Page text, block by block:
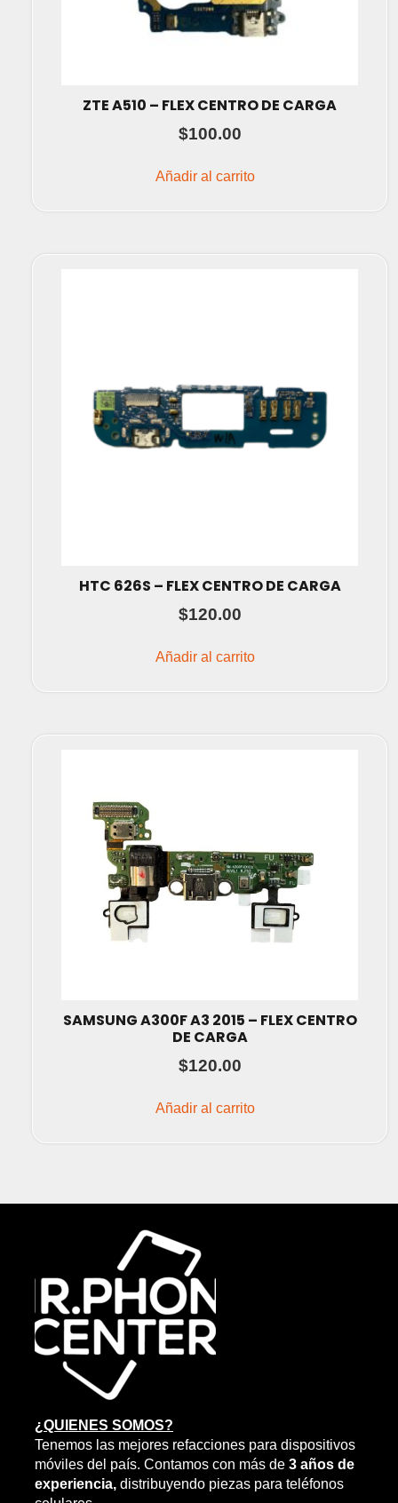
ZTE A510 – FLEX CENTRO DE CARGA
$100.00
Añadir al carrito
HTC 626S – FLEX CENTRO DE CARGA
$120.00
Añadir al carrito
SAMSUNG A300F A3 2015 – FLEX CENTRO
DE CARGA
$120.00
Añadir al carrito
¿QUIENES SOMOS?
Tenemos las mejores refacciones para dispositivos
móviles del país. Contamos con más de 3 años de
experiencia, distribuyendo piezas para teléfonos